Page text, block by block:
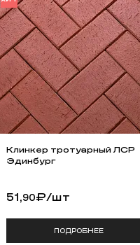
Клинкер тротуарный ЛСР
Эдинбург
51,90₽/шт
ПОДРОБНЕЕ